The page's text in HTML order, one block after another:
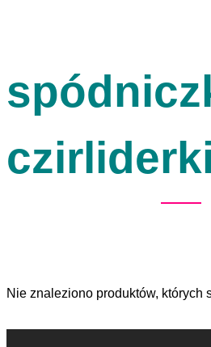
czirliderki
Nie znaleziono produktów, których